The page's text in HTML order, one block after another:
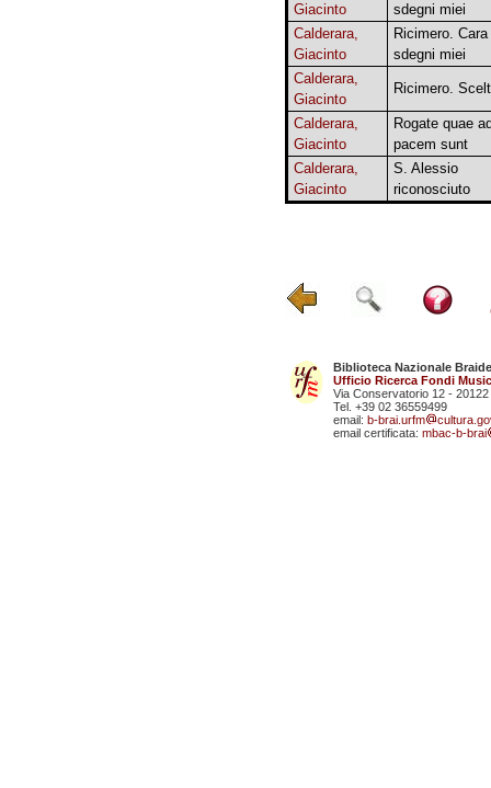
Giacinto
sdegni miei
Calderara,
Giacinto
Ricimero.
sdegni miei
Calderara,
Giacinto
Ricimero.
Calderara,
Giacinto
Rogate quae
pacem sunt
Calderara,
Giacinto
S. Alessio
riconosciuto
Biblioteca Nazionale
Ufficio Ricerca Fondi
Via Conservatorio 12 - 20122
Tel. +39 02 36559499
email: b-brai.urfm
email certificata: mbac-b-brai